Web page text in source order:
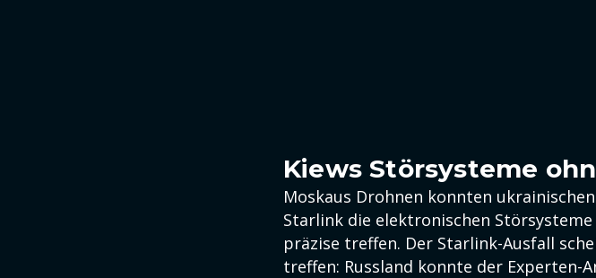
Kiews Störsysteme
Moskaus Drohnen konnten
Starlink die elektronischen
präzise treffen. Der Starlink-Ausfall
treffen: Russland konnte der Experten-